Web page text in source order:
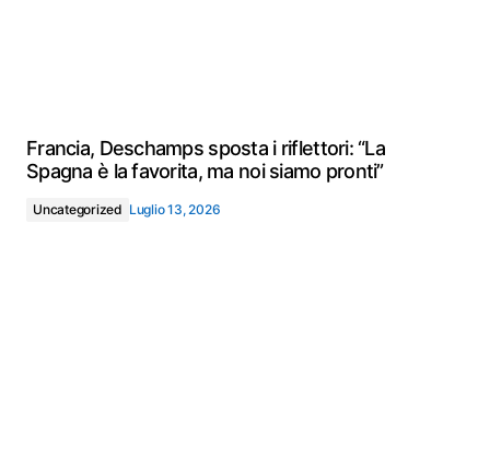
Francia, Deschamps sposta i riflettori: “La
Spagna è la favorita, ma noi siamo pronti”
Uncategorized Luglio 13, 2026